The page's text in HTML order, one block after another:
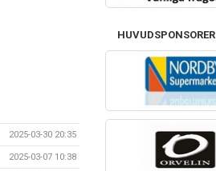
2025-03-30 20:35
2025-03-07 10:38
HUVUDSPONSORER